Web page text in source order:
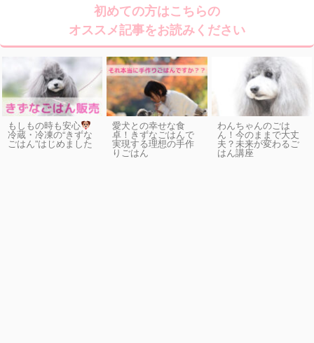
初めての方はこちらの
オススメ記事をお読みください
もしもの時も安心
冷蔵・冷凍の“きずな
ごはん”はじめました
愛犬との幸せな食
卓！きずなごはんで
実現する理想の手作
りごはん
わんちゃんのごは
ん！今のままで大丈
夫？未来が変わるご
はん講座